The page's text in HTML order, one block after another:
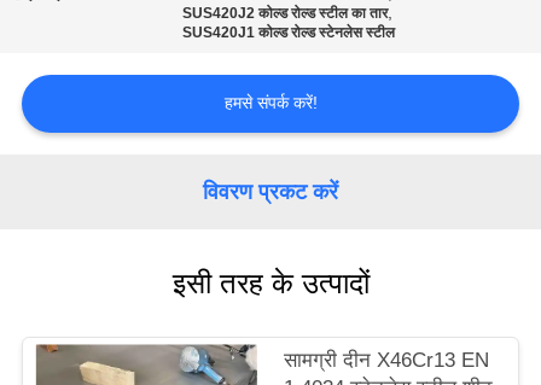
एक
उद्धरण
साइटमैप
SUS420J2 कोल्ड रोल्ड स्टील का तार,
SUS420J1 कोल्ड रोल्ड स्टेनलेस स्टील
हमसे संपर्क करें!
विवरण प्रकट करें
इसी तरह के उत्पादों
सामग्री दीन X46Cr13 EN